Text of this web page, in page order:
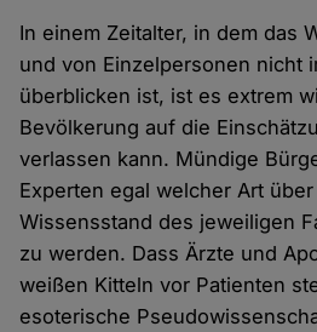
In einem Zeitalter, in dem das
und von Einzelpersonen nicht
überblicken ist, ist es extrem
Bevölkerung auf die
verlassen kann. Mündige
Experten egal welcher Art
Wissensstand des jeweiligen
zu werden. Dass Ärzte und
weißen Kitteln vor Patienten
esoterische